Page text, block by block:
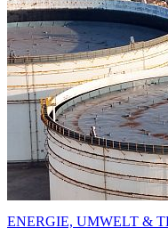
ENERGIE, UMWELT &